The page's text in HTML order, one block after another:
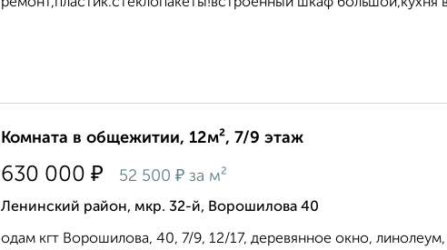
ремонт,пластик.стеклопакеты!встроенный шкаф большой,кухня
Комната в общежитии, 12м², 7/9 этаж
630 000 ₽ 52 500 ₽ за м²
Ленинский район, мкр. 32-й, Ворошилова 40
одам кгт Ворошилова, 40, 7/9, 12/17, деревянное окно,